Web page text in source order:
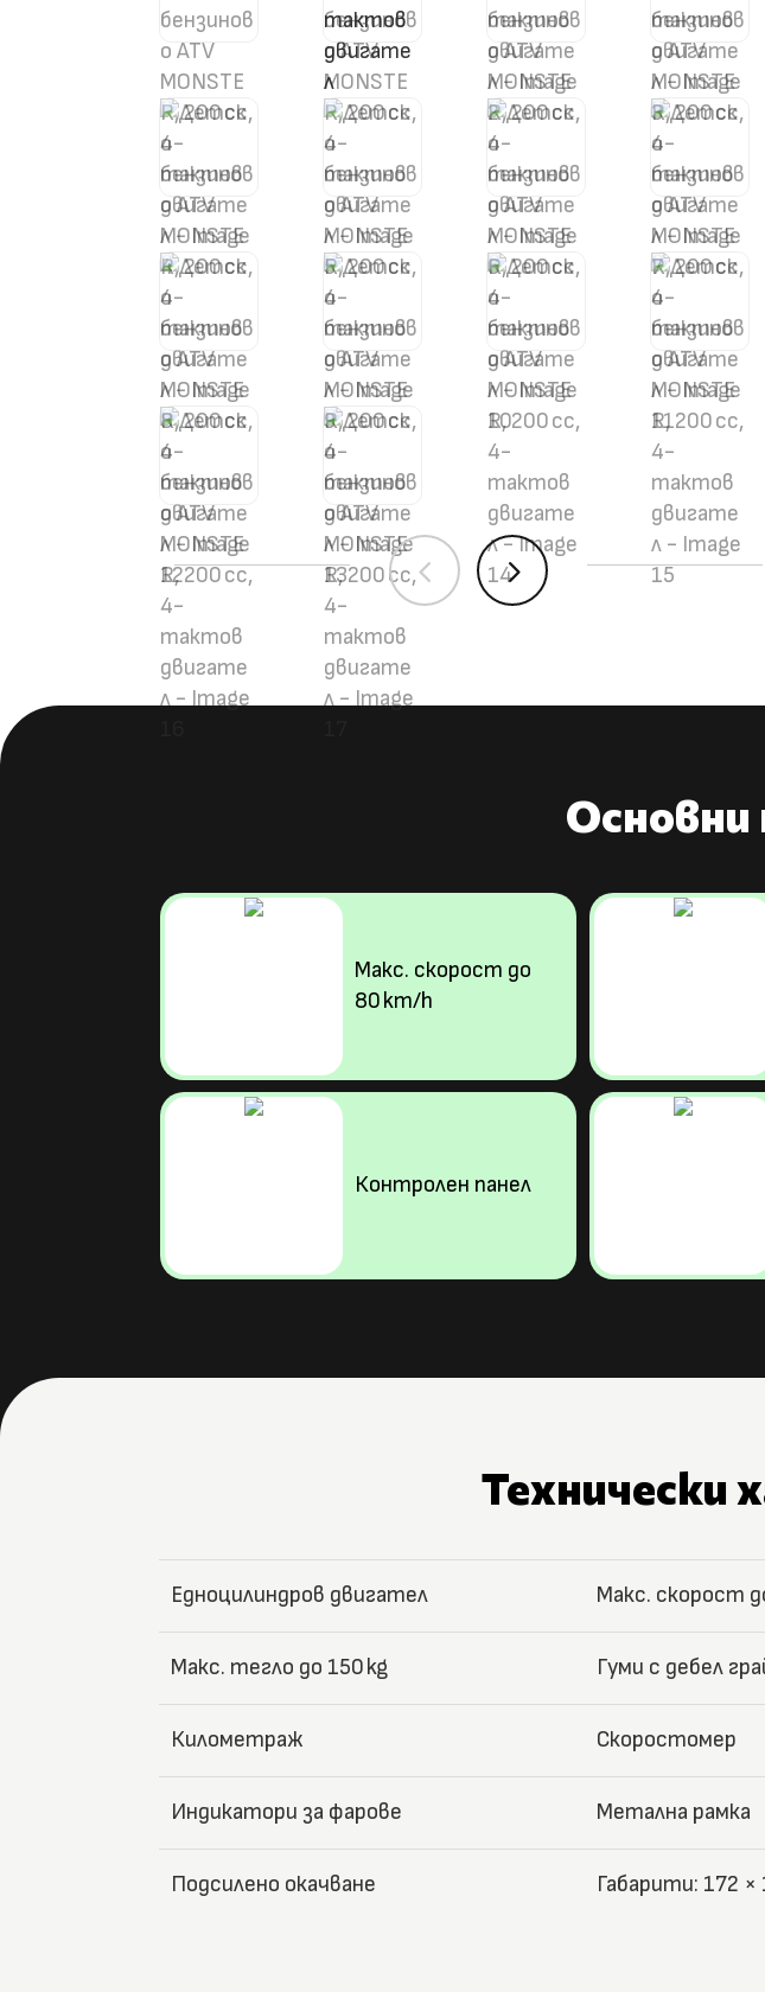
4 5
Основни
Макс. скорост до
80 km/h
Контролен панел
Технически
Едноцилиндров двигател Макс. скорост
Макс. тегло до 150 kg Гуми с дебел
Километраж Скоростомер
Индикатори за фарове Метална рамка
Подсилено окачване Габарити: 172 ×